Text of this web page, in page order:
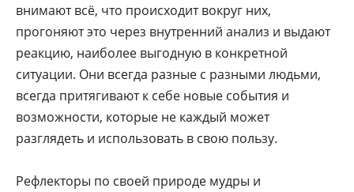
внимают всё, что происходит вокруг них,
прогоняют это через внутренний анализ и выдают
реакцию, наиболее выгодную в конкретной
ситуации. Они всегда разные с разными людьми,
всегда притягивают к себе новые события и
возможности, которые не каждый может
разглядеть и использовать в свою пользу.
Рефлекторы по своей природе мудры и